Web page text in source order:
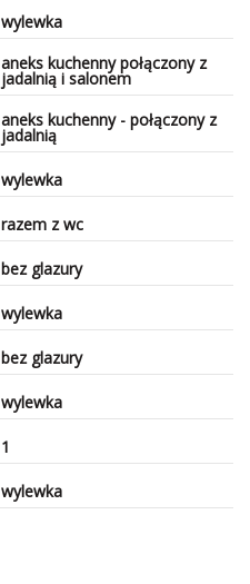
wylewka
aneks kuchenny połączony z
jadalnią i salonem
aneks kuchenny - połączony z
jadalnią
wylewka
razem z wc
bez glazury
wylewka
bez glazury
wylewka
1
wylewka